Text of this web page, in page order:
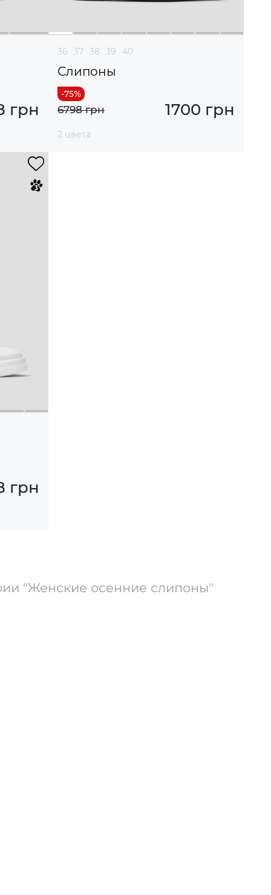
грн
36 37 38 39 40
Слипоны
1700 грн
6798 грн
2 цвета
грн
"Женские осенние слипоны"